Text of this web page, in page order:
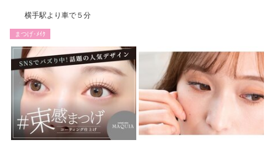
横手駅より車で５分
まつげ･ﾒｲｸ